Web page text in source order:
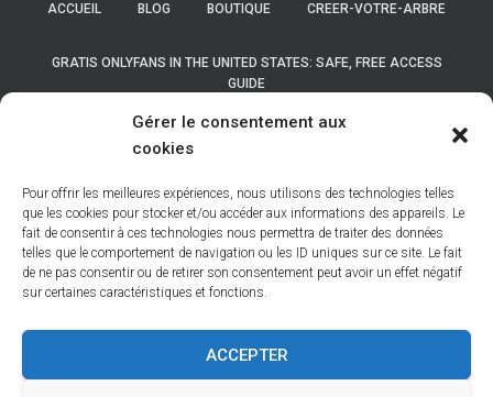
Gérer le consentement aux
cookies
Pour offrir les meilleures expériences, nous utilisons des technologies telles
que les cookies pour stocker et/ou accéder aux informations des appareils. Le
fait de consentir à ces technologies nous permettra de traiter des données
telles que le comportement de navigation ou les ID uniques sur ce site. Le fait
de ne pas consentir ou de retirer son consentement peut avoir un effet négatif
sur certaines caractéristiques et fonctions.
ACCEPTER
ACCUEIL BLOG BOUTIQUE CREER-VOTRE-ARBRE
GRATIS ONLYFANS IN THE UNITED STATES: SAFE, FREE ACCESS
GUIDE
LISTE DES COMMUNES DE BELGIQUE
LISTE DES COMMUNES DES HAUTS DE FRANCE MON COMPTE